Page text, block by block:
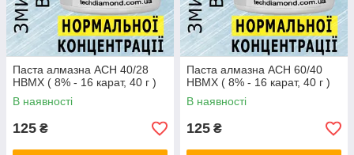
Паста алмазна АСН 40/28
НВМХ ( 8% - 16 карат, 40 г )
В наявності
125 ₴
Паста алмазна АСН 60/40
НВМХ ( 8% - 16 карат, 40 г )
В наявності
125 ₴